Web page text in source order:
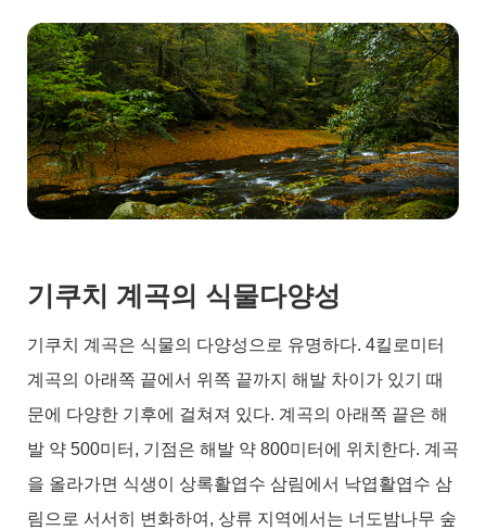
기쿠치 계곡의 식물다양성
기쿠치 계곡은 식물의 다양성으로 유명하다. 4킬로미터
계곡의 아래쪽 끝에서 위쪽 끝까지 해발 차이가 있기 때
문에 다양한 기후에 걸쳐져 있다. 계곡의 아래쪽 끝은 해
발 약 500미터, 기점은 해발 약 800미터에 위치한다. 계곡
을 올라가면 식생이 상록활엽수 삼림에서 낙엽활엽수 삼
림으로 서서히 변화하여, 상류 지역에서는 너도밤나무 숲